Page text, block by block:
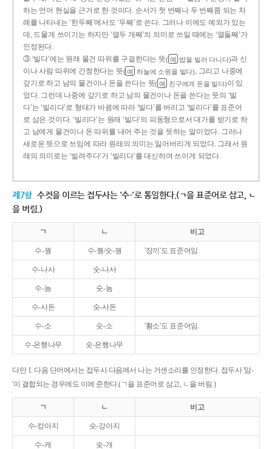
하는 언어 현실을 근거로 한 것이다. 순서가 첫 번째나 두 번째쯤 되는 차
례를 나타내는 ‘한두째’에서도 ‘두째’로 쓴다. 그러나 이에도 예외가 있는
데, 드물게 쓰이기는 하지만 ‘열두 개째’의 의미로 쓰일 때에는 ‘열둘째’가
인정된다.
③ ‘빌다’에는 원래 물건 따위를 구걸한다는 뜻( 예 밥을 빌러 다니다)과 신
이나 사람 따위에 간청한다는 뜻( 예 하늘에 소원을 빌다), 그리고 나중에
갚기로 하고 남의 물건이나 돈을 쓴다는 뜻( 예 친구에게 돈을 빌다)이 있
었다. 그런데 나중에 갚기로 하고 남의 물건이나 돈을 쓴다는 뜻의 ‘빌
다’는 ‘빌리다’로 형태가 바뀜에 따라 ‘빌다’를 버리고 ‘빌리다’를 표준어
로 삼은 것이다. ‘빌리다’는 원래 ‘빌다’의 피동형으로서 대가를 받기로 하
고 남에게 물건이나 돈 따위를 내어 주는 것을 뜻하는 말이었다. 그러나
새로운 뜻으로 쓰임에 따라 원래의 의미는 잃어버리게 되었다. 그래서 원
래의 의미로는 ‘빌려주다’가 ‘빌리다’를 대신하여 쓰이게 되었다.
제7항 수컷을 이르는 접두사는 '수-'로 통일한다.(ㄱ을 표준어로 삼고, ㄴ
을 버림.)
ㄱ ㄴ 비고
수-꿩 수-퀑/숫-꿩 '장끼'도 표준어임.
수-나사 숫-나사
수-놈 숫-놈
수-사돈 숫-사돈
수-소 숫-소 '황소'도 표준어임.
수-은행나무 숫-은행나무
다만 1. 다음 단어에서는 접두사 다음에서 나는 거센소리를 인정한다. 접두사 '암-
'이 결합되는 경우에도 이에 준한다.(ㄱ을 표준어로 삼고, ㄴ을 버림.)
ㄱ ㄴ 비고
수-캉아지 숫-강아지
수-캐 숫-개